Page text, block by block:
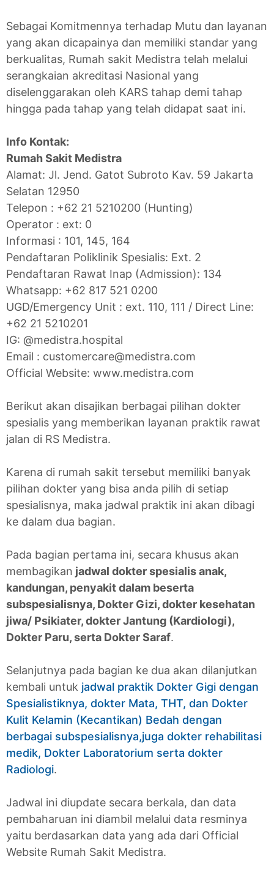
Sebagai Komitmennya terhadap Mutu dan layanan
yang akan dicapainya dan memiliki standar yang
berkualitas, Rumah sakit Medistra telah melalui
serangkaian akreditasi Nasional yang
diselenggarakan oleh KARS tahap demi tahap
hingga pada tahap yang telah didapat saat ini.
Info Kontak:
Rumah Sakit Medistra
Alamat: Jl. Jend. Gatot Subroto Kav. 59 Jakarta
Selatan 12950
Telepon : +62 21 5210200 (Hunting)
Operator : ext: 0
Informasi : 101, 145, 164
Pendaftaran Poliklinik Spesialis: Ext. 2
Pendaftaran Rawat Inap (Admission): 134
Whatsapp: +62 817 521 0200
UGD/Emergency Unit : ext. 110, 111 / Direct Line:
+62 21 5210201
IG: @medistra.hospital
Email : customercare@medistra.com
Official Website: www.medistra.com
Berikut akan disajikan berbagai pilihan dokter
spesialis yang memberikan layanan praktik rawat
jalan di RS Medistra.
Karena di rumah sakit tersebut memiliki banyak
pilihan dokter yang bisa anda pilih di setiap
spesialisnya, maka jadwal praktik ini akan dibagi
ke dalam dua bagian.
Pada bagian pertama ini, secara khusus akan
membagikan jadwal dokter spesialis anak,
kandungan, penyakit dalam beserta
subspesialisnya, Dokter Gizi, dokter kesehatan
jiwa/ Psikiater, dokter Jantung (Kardiologi),
Dokter Paru, serta Dokter Saraf.
Selanjutnya pada bagian ke dua akan dilanjutkan
kembali untuk jadwal praktik Dokter Gigi dengan
Spesialistiknya, dokter Mata, THT, dan Dokter
Kulit Kelamin (Kecantikan) Bedah dengan
berbagai subspesialisnya,juga dokter rehabilitasi
medik, Dokter Laboratorium serta dokter
Radiologi.
Jadwal ini diupdate secara berkala, dan data
pembaharuan ini diambil melalui data resminya
yaitu berdasarkan data yang ada dari Official
Website Rumah Sakit Medistra.